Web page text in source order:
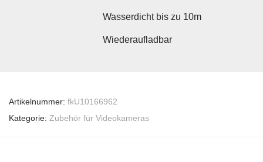
Wasserdicht bis zu 10m
Wiederaufladbar
Artikelnummer: fkU10166962
Kategorie: Zubehör für Videokameras